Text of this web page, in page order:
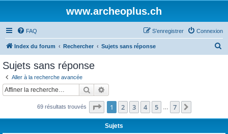
www.archeoplus.ch
FAQ Connexion
S’enregistrer
Index du forum Rechercher Sujets sans réponse
c
Sujets sans réponse
Aller à la recherche avancée
Rechercher
69 résultats trouvés Page 1sur7
1 2 3 4 5 7
Sujets